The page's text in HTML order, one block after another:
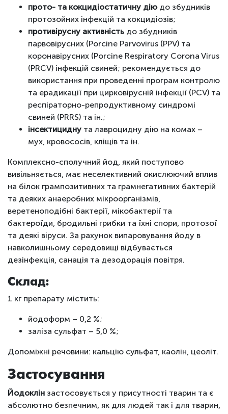
прото- та кокцидіостатичну діюдо збудників
протозойних інфекцій та кокцидіозів;
противірусну активність до збудників
парвовірусних (Porcine Parvovirus (PPV) та
коронавірусних (Porcine Respiratory Corona Virus
(PRCV) інфекцій свиней; рекомендується до
використання при проведенні програм контролю
та ерадикації при цирковірусній інфекції (PCV) та
респіраторно-репродуктивному синдромі
свиней (PRRS) та ін.;
інсектицидну та лавроцидну дію на комах –
мух, кровососів, кліщів та ін.
Комплексно-сполучний йод, який поступово
вивільняється, має неселективний окислюючий вплив
на білок грампозитивних та грамнегативних бактерій
та деяких анаеробних мікроорганізмів,
веретеноподібні бактерії, мікобактерії та
бактероїди, бродильні грибки та їхні спори, протозої
та деякі віруси. За рахунок випаровування йоду в
навколишньому середовищі відбувається
дезінфекція, санація та дезодорація повітря.
Склад:
1 кг препарату містить:
йодоформ – 0,2 %;
заліза сульфат – 5,0 %;
Допоміжні речовини: кальцію сульфат, каолін, цеоліт.
Застосування
Йодоклін застосовується у присутності тварин та є
абсолютно безпечним, як для людей так і для тварин,